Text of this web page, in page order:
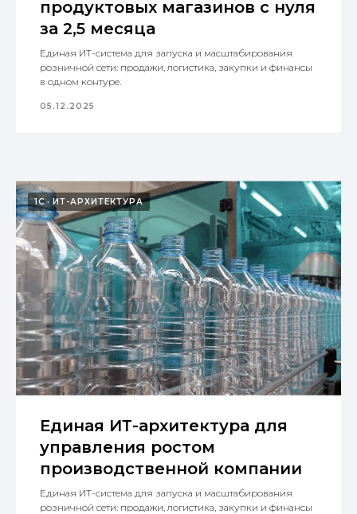
продуктовых магазинов с нуля
за 2,5 месяца
Единая ИТ-система для запуска и масштабирования
розничной сети: продажи, логистика, закупки и финансы
в одном контуре.
05.12.2025
1С ИТ-АРХИТЕКТУРА
Единая ИТ-архитектура для
управления ростом
производственной компании
Единая ИТ-система для запуска и масштабирования
розничной сети: продажи, логистика, закупки и финансы
нестандартные решения и находим
новые технологии для быстрых
и понятных результатов наших
клиентов.
+7
Оставить
заявку